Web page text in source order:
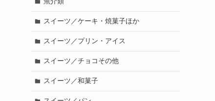
スイーツ／ケーキ・焼菓子ほか
スイーツ／プリン・アイス
スイーツ／チョコその他
スイーツ／和菓子